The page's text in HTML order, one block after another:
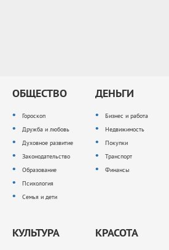
ОБЩЕСТВО
Гороскоп
Дружба и любовь
Духовное развитие
Законодательство
Образование
Психология
Семья и дети
ДЕНЬГИ
Бизнес и работа
Недвижимость
Покупки
Транспорт
Финансы
КУЛЬТУРА КРАСОТА